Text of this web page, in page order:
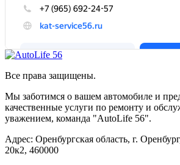
Все права защищены.
Мы заботимся о вашем автомобиле и
качественные услуги по ремонту и
уважением, команда "AutoLife 56".
Адрес: Оренбургская область, г.
20к2, 460000